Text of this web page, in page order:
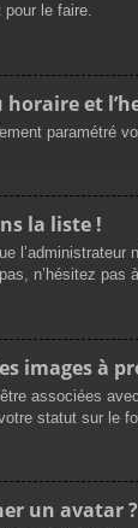
pour le faire.
horaire et
paramétré
la liste !
n’hésitez
images à
associées
statut sur le
un avatar ?